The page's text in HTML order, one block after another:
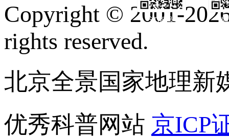
订阅号
Copyright © 2001-
rights reserved.
北京全景国家地理新
优秀科普网站 京ICP